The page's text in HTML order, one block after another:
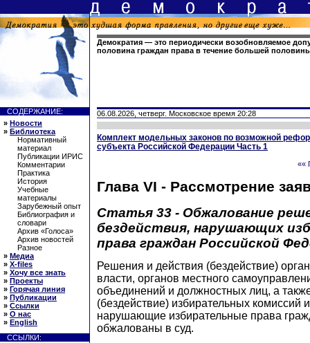
Демократия — это периодически возобновляемое
половина граждан права в течение большей
СОДЕРЖАНИЕ:
» Новости
» Библиотека
Нормативный
материал
Публикации ИРИС
Комментарии
Практика
История
Учебные
материалы
Зарубежный опыт
Библиография и
словари
Архив «Голоса»
Архив новостей
Разное
» Медиа
» X-files
» Хочу все знать
» Проекты
» Горячая линия
» Публикации
» Ссылки
» О нас
» English
ССЫЛКИ:
06.08.2026, четверг. Московское время 20:28
Комплект модельных законов по возможной
субъекта Российской Федерации Часть 1
««
Глава VI - Рассмотрение
Статья 33 - Обжалование
бездействия, нарушающих
права граждан Российской
Решения и действия (бездействие)
власти, органов местного
объединений и должностных лиц, а
(бездействие) избирательных комиссий
нарушающие избирательные права
обжалованы в суд.